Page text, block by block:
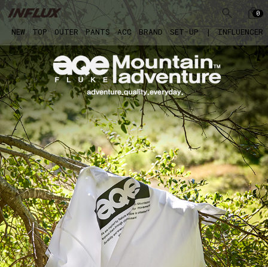
0
NEW TOP OUTER PANTS ACC BRAND SET-UP | INFLUENCER